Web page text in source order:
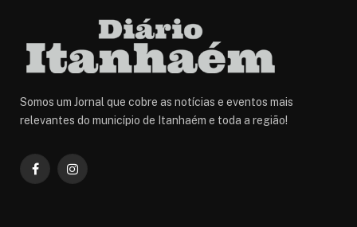
Somos um Jornal que cobre as notícias e eventos mais
relevantes do município de Itanhaém e toda a região!
FacebookInstagram